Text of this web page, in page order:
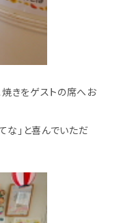
焼きをゲストの席へお
な」と喜んでいただ